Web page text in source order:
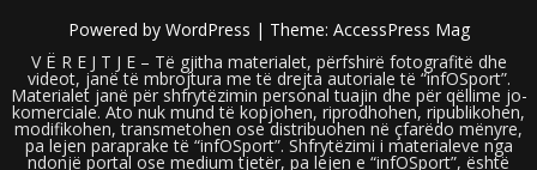
Powered by WordPress | Theme: AccessPress Mag
V Ë R E J T J E – Të gjitha materialet, përfshirë fotografitë dhe
videot, janë të mbrojtura me të drejta autoriale të “infOSport”.
Materialet janë për shfrytëzimin personal tuajin dhe për qëllime jo-
komerciale. Ato nuk mund të kopjohen, riprodhohen, ripublikohen,
modifikohen, transmetohen ose distribuohen në çfarëdo mënyre,
pa lejen paraprake të “infOSport”. Shfrytëzimi i materialeve nga
ndonjë portal ose medium tjetër, pa lejen e “infOSport”, është